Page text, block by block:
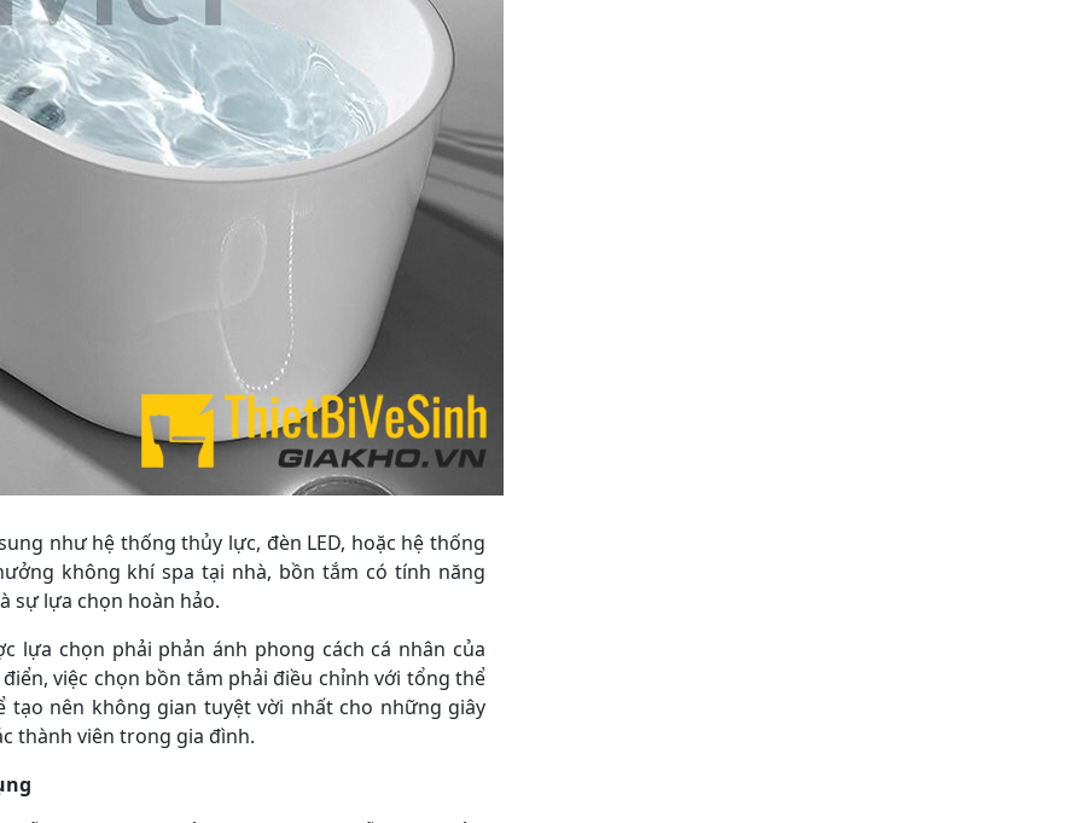
như hệ thống thủy lực, đèn LED, hoặc hệ thống
không khí spa tại nhà, bồn tắm có tính năng
sự lựa chọn hoàn hảo.
lựa chọn phải phản ánh phong cách cá nhân của
việc chọn bồn tắm phải điều chỉnh với tổng thể
tạo nên không gian tuyệt vời nhất cho những giây
thành viên trong gia đình.